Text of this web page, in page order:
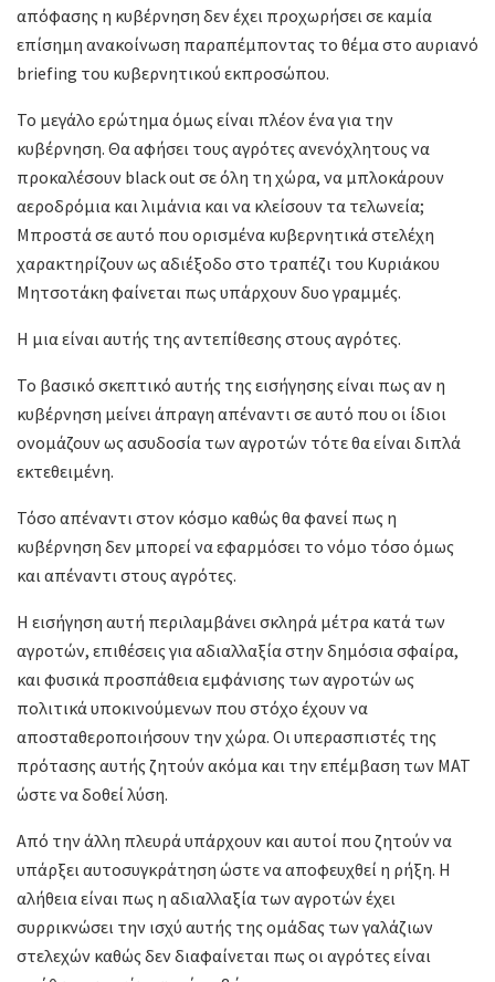
απόφασης η κυβέρνηση δεν έχει προχωρήσει σε καμία
επίσημη ανακοίνωση παραπέμποντας το θέμα στο αυριανό
briefing του κυβερνητικού εκπροσώπου.
Το μεγάλο ερώτημα όμως είναι πλέον ένα για την
κυβέρνηση. Θα αφήσει τους αγρότες ανενόχλητους να
προκαλέσουν black out σε όλη τη χώρα, να μπλοκάρουν
αεροδρόμια και λιμάνια και να κλείσουν τα τελωνεία;
Μπροστά σε αυτό που ορισμένα κυβερνητικά στελέχη
χαρακτηρίζουν ως αδιέξοδο στο τραπέζι του Κυριάκου
Μητσοτάκη φαίνεται πως υπάρχουν δυο γραμμές.
Η μια είναι αυτής της αντεπίθεσης στους αγρότες.
Το βασικό σκεπτικό αυτής της εισήγησης είναι πως αν η
κυβέρνηση μείνει άπραγη απέναντι σε αυτό που οι ίδιοι
ονομάζουν ως ασυδοσία των αγροτών τότε θα είναι διπλά
εκτεθειμένη.
Τόσο απέναντι στον κόσμο καθώς θα φανεί πως η
κυβέρνηση δεν μπορεί να εφαρμόσει το νόμο τόσο όμως
και απέναντι στους αγρότες.
Η εισήγηση αυτή περιλαμβάνει σκληρά μέτρα κατά των
αγροτών, επιθέσεις για αδιαλλαξία στην δημόσια σφαίρα,
και φυσικά προσπάθεια εμφάνισης των αγροτών ως
πολιτικά υποκινούμενων που στόχο έχουν να
αποσταθεροποιήσουν την χώρα. Οι υπερασπιστές της
πρότασης αυτής ζητούν ακόμα και την επέμβαση των ΜΑΤ
ώστε να δοθεί λύση.
Από την άλλη πλευρά υπάρχουν και αυτοί που ζητούν να
υπάρξει αυτοσυγκράτηση ώστε να αποφευχθεί η ρήξη. Η
αλήθεια είναι πως η αδιαλλαξία των αγροτών έχει
συρρικνώσει την ισχύ αυτής της ομάδας των γαλάζιων
στελεχών καθώς δεν διαφαίνεται πως οι αγρότες είναι